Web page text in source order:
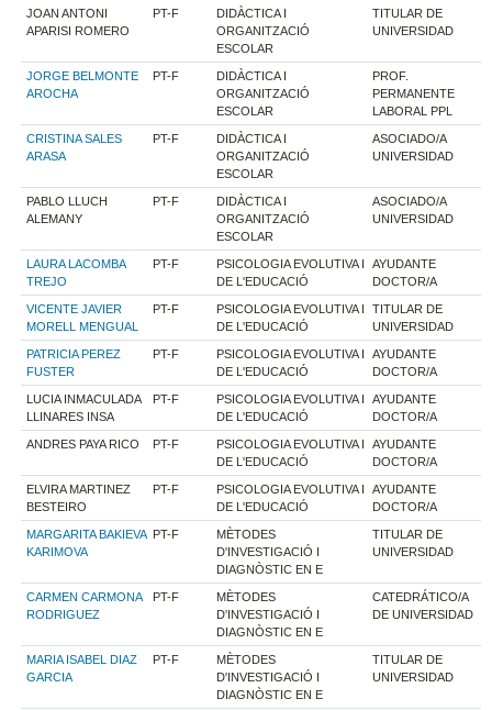
JOAN ANTONI
APARISI ROMERO
PT-F
DIDÀCTICA I
ORGANITZACIÓ
ESCOLAR
TITULAR DE
UNIVERSIDAD
JORGE BELMONTE
AROCHA
PT-F
DIDÀCTICA I
ORGANITZACIÓ
ESCOLAR
PROF.
PERMANENTE
LABORAL PPL
CRISTINA SALES
ARASA
PT-F
DIDÀCTICA I
ORGANITZACIÓ
ESCOLAR
ASOCIADO/A
UNIVERSIDAD
PABLO LLUCH
ALEMANY
PT-F
DIDÀCTICA I
ORGANITZACIÓ
ESCOLAR
ASOCIADO/A
UNIVERSIDAD
LAURA LACOMBA
TREJO
PT-F
PSICOLOGIA EVOLUTIVA I
DE L'EDUCACIÓ
AYUDANTE
DOCTOR/A
VICENTE JAVIER
MORELL MENGUAL
PT-F
PSICOLOGIA EVOLUTIVA I
DE L'EDUCACIÓ
TITULAR DE
UNIVERSIDAD
PATRICIA PEREZ
FUSTER
PT-F
PSICOLOGIA EVOLUTIVA I
DE L'EDUCACIÓ
AYUDANTE
DOCTOR/A
LUCIA INMACULADA
LLINARES INSA
PT-F
PSICOLOGIA EVOLUTIVA I
DE L'EDUCACIÓ
AYUDANTE
DOCTOR/A
ANDRES PAYA RICO PT-F
PSICOLOGIA EVOLUTIVA I
DE L'EDUCACIÓ
AYUDANTE
DOCTOR/A
ELVIRA MARTINEZ
BESTEIRO
PT-F
PSICOLOGIA EVOLUTIVA I
DE L'EDUCACIÓ
AYUDANTE
DOCTOR/A
MARGARITA BAKIEVA
KARIMOVA
PT-F
MÈTODES
D'INVESTIGACIÓ I
DIAGNÒSTIC EN E
TITULAR DE
UNIVERSIDAD
CARMEN CARMONA
RODRIGUEZ
PT-F
MÈTODES
D'INVESTIGACIÓ I
DIAGNÒSTIC EN E
CATEDRÁTICO/A
DE UNIVERSIDAD
MARIA ISABEL DIAZ
GARCIA
PT-F
MÈTODES
D'INVESTIGACIÓ I
DIAGNÒSTIC EN E
TITULAR DE
UNIVERSIDAD